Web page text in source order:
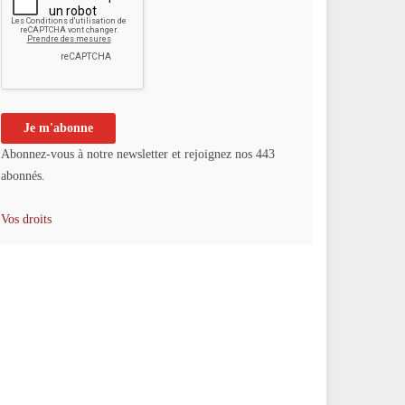
Abonnez-vous à notre newsletter et rejoignez nos 443
abonnés.
Vos droits